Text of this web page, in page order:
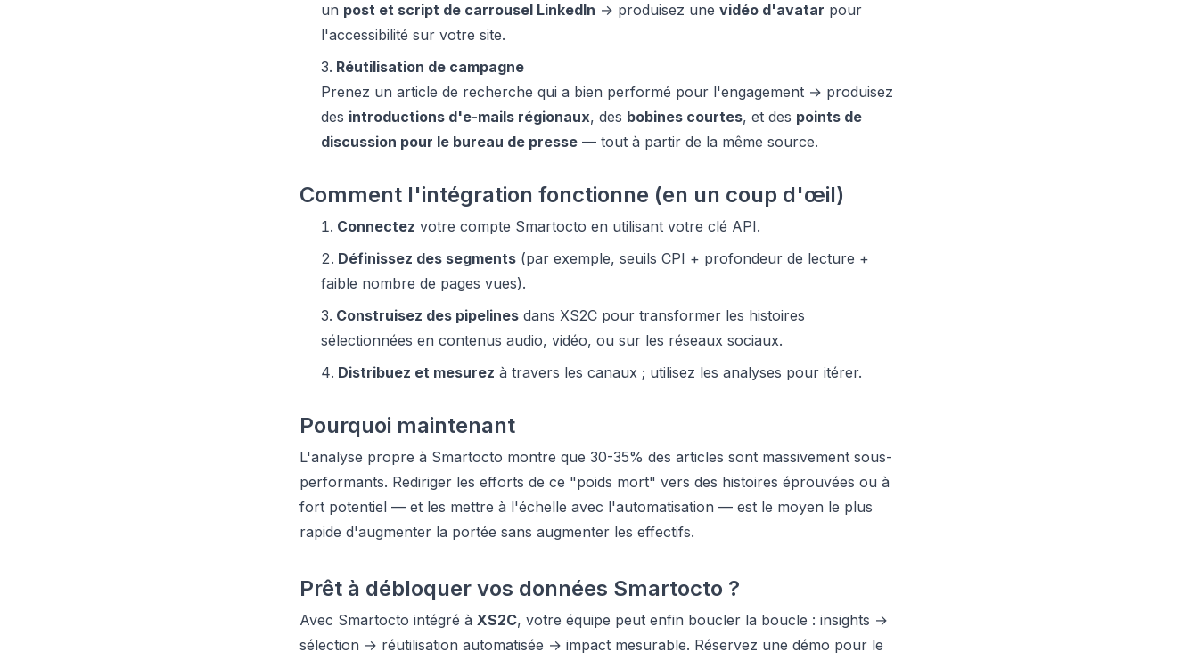
un post et script de carrousel LinkedIn → produisez une vidéo d'avatar pour
l'accessibilité sur votre site.
Réutilisation de campagne
Prenez un article de recherche qui a bien performé pour l'engagement → produisez
des introductions d'e-mails régionaux, des bobines courtes, et des points de
discussion pour le bureau de presse — tout à partir de la même source.
Comment l'intégration fonctionne (en un coup d'œil)
Connectez votre compte Smartocto en utilisant votre clé API.
Définissez des segments (par exemple, seuils CPI + profondeur de lecture +
faible nombre de pages vues).
Construisez des pipelines dans XS2C pour transformer les histoires
sélectionnées en contenus audio, vidéo, ou sur les réseaux sociaux.
Distribuez et mesurez à travers les canaux ; utilisez les analyses pour itérer.
Pourquoi maintenant
L'analyse propre à Smartocto montre que 30-35% des articles sont massivement sous-
performants. Rediriger les efforts de ce "poids mort" vers des histoires éprouvées ou à
fort potentiel — et les mettre à l'échelle avec l'automatisation — est le moyen le plus
rapide d'augmenter la portée sans augmenter les effectifs.
Prêt à débloquer vos données Smartocto ?
Avec Smartocto intégré à XS2C, votre équipe peut enfin boucler la boucle : insights →
sélection → réutilisation automatisée → impact mesurable. Réservez une démo pour le